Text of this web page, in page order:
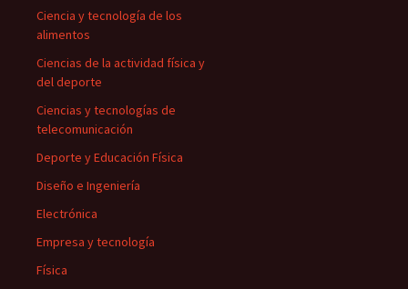
Ciencia y tecnología de los
alimentos
Ciencias de la actividad física y
del deporte
Ciencias y tecnologías de
telecomunicación
Deporte y Educación Física
Diseño e Ingeniería
Electrónica
Empresa y tecnología
Física